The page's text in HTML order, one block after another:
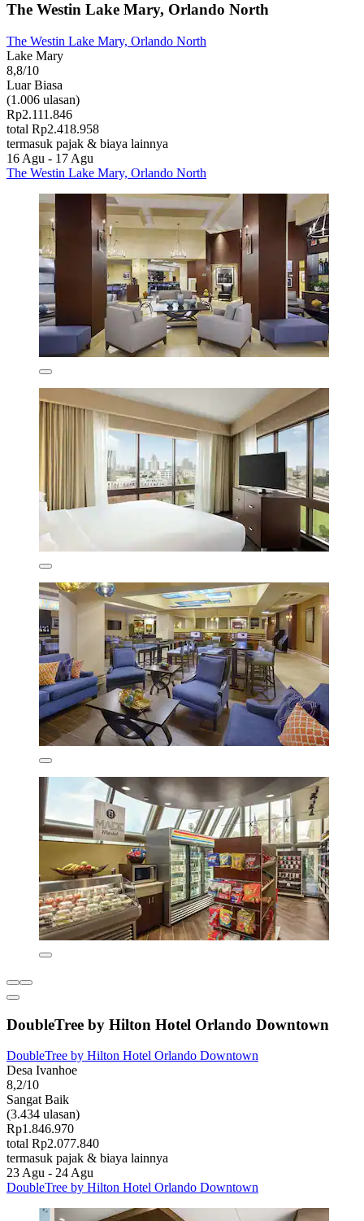
The Westin Lake Mary, Orlando North
The Westin Lake Mary, Orlando North
Lake Mary
8,8/10
Luar Biasa
(1.006 ulasan)
Rp2.111.846
total Rp2.418.958
termasuk pajak & biaya lainnya
16 Agu - 17 Agu
The Westin Lake Mary, Orlando North
DoubleTree by Hilton Hotel Orlando Downtown
DoubleTree by Hilton Hotel Orlando Downtown
Desa Ivanhoe
8,2/10
Sangat Baik
(3.434 ulasan)
Rp1.846.970
total Rp2.077.840
termasuk pajak & biaya lainnya
23 Agu - 24 Agu
DoubleTree by Hilton Hotel Orlando Downtown